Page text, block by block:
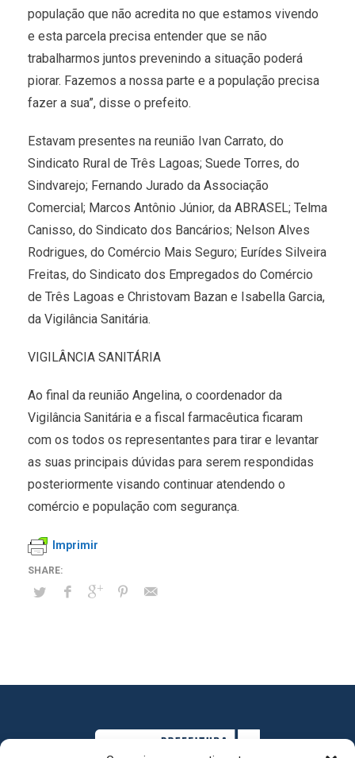
população que não acredita no que estamos vivendo
e esta parcela precisa entender que se não
trabalharmos juntos prevenindo a situação poderá
piorar. Fazemos a nossa parte e a população precisa
fazer a sua”, disse o prefeito.
Estavam presentes na reunião Ivan Carrato, do
Sindicato Rural de Três Lagoas; Suede Torres, do
Sindvarejo; Fernando Jurado da Associação
Comercial; Marcos Antônio Júnior, da ABRASEL; Telma
Canisso, do Sindicato dos Bancários; Nelson Alves
Rodrigues, do Comércio Mais Seguro; Eurídes Silveira
Freitas, do Sindicato dos Empregados do Comércio
de Três Lagoas e Christovam Bazan e Isabella Garcia,
da Vigilância Sanitária.
VIGILÂNCIA SANITÁRIA
Ao final da reunião Angelina, o coordenador da
Vigilância Sanitária e a fiscal farmacêutica ficaram
com os todos os representantes para tirar e levantar
as suas principais dúvidas para serem respondidas
posteriormente visando continuar atendendo o
comércio e população com segurança.
Imprimir